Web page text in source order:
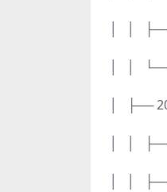
│ │ ├──
│ │ └──
│ ├──
│ │ ├──
│ │ ├──